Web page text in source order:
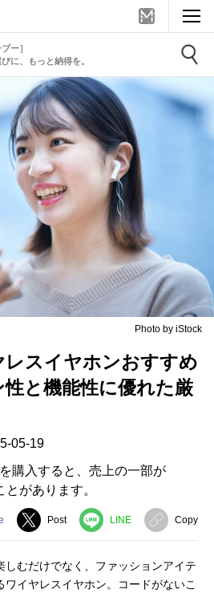
ー］
に、もっと納得を。
Photo by iStock
スイヤホンおすすめ
と機能性に優れた厳
05-19
購入すると、売上の一部が
があります。
Post LINE Copy
しむだけでなく、ファッションアイテ
ワイヤレスイヤホン。コードがないこ